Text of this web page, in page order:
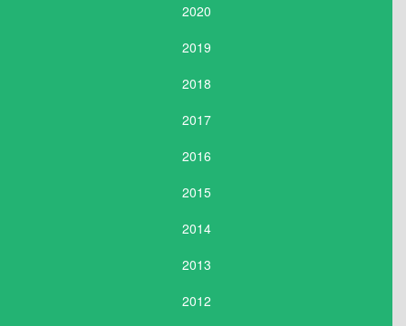
2020
2019
2018
2017
2016
2015
2014
2013
2012